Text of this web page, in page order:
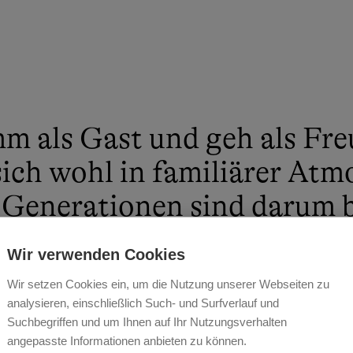
als Gast und geh als
wohl in familiärer
sind darum
Urlaub zu einem
zu machen.
Wir verwenden Cookies
Wir setzen Cookies ein, um die Nutzung unserer Webseiten zu
analysieren, einschließlich Such- und Surfverlauf und
Suchbegriffen und um Ihnen auf Ihr Nutzungsverhalten
angepasste Informationen anbieten zu können.